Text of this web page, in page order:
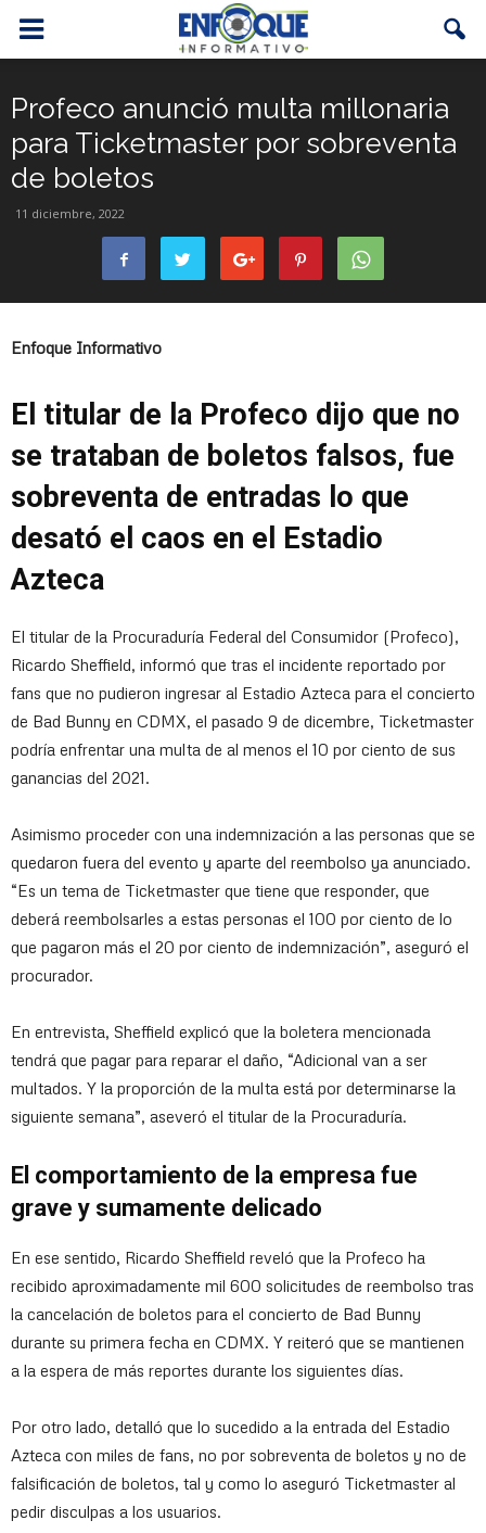
Profeco anunció multa millonaria
para Ticketmaster por sobreventa
de boletos
11 diciembre, 2022
Enfoque Informativo
El titular de la Profeco dijo que no
se trataban de boletos falsos, fue
sobreventa de entradas lo que
desató el caos en el Estadio
Azteca
El titular de la Procuraduría Federal del Consumidor (Profeco),
Ricardo Sheffield, informó que tras el incidente reportado por
fans que no pudieron ingresar al Estadio Azteca para el concierto
de Bad Bunny en CDMX, el pasado 9 de dicembre, Ticketmaster
podría enfrentar una multa de al menos el 10 por ciento de sus
ganancias del 2021.
Asimismo proceder con una indemnización a las personas que se
quedaron fuera del evento y aparte del reembolso ya anunciado.
“Es un tema de Ticketmaster que tiene que responder, que
deberá reembolsarles a estas personas el 100 por ciento de lo
que pagaron más el 20 por ciento de indemnización”, aseguró el
procurador.
En entrevista, Sheffield explicó que la boletera mencionada
tendrá que pagar para reparar el daño, “Adicional van a ser
multados. Y la proporción de la multa está por determinarse la
siguiente semana”, aseveró el titular de la Procuraduría.
El comportamiento de la empresa fue
grave y sumamente delicado
En ese sentido, Ricardo Sheffield reveló que la Profeco ha
recibido aproximadamente mil 600 solicitudes de reembolso tras
la cancelación de boletos para el concierto de Bad Bunny
durante su primera fecha en CDMX. Y reiteró que se mantienen
a la espera de más reportes durante los siguientes días.
Por otro lado, detalló que lo sucedido a la entrada del Estadio
Azteca con miles de fans, no por sobreventa de boletos y no de
falsificación de boletos, tal y como lo aseguró Ticketmaster al
pedir disculpas a los usuarios.